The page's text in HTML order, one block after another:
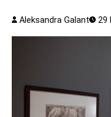
Aleksandra Galant 29